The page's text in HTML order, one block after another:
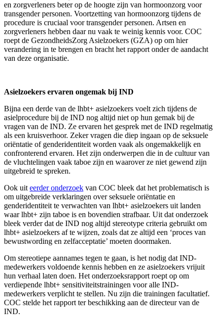
en zorgverleners beter op de hoogte zijn van hormoonzorg voor
transgender personen. Voortzetting van hormoonzorg tijdens de
procedure is cruciaal voor transgender personen. Artsen en
zorgverleners hebben daar nu vaak te weinig kennis voor. COC
roept de GezondheidsZorg Asielzoekers (GZA) op om hier
verandering in te brengen en bracht het rapport onder de aandacht
van deze organisatie.
Asielzoekers ervaren ongemak bij IND
Bijna een derde van de lhbt+ asielzoekers voelt zich tijdens de
asielprocedure bij de IND nog altijd niet op hun gemak bij de
vragen van de IND. Ze ervaren het gesprek met de IND regelmatig
als een kruisverhoor. Zeker vragen die diep ingaan op de seksuele
oriëntatie of genderidentiteit worden vaak als ongemakkelijk en
confronterend ervaren. Het zijn onderwerpen die in de cultuur van
de vluchtelingen vaak taboe zijn en waarover ze niet gewend zijn
uitgebreid te spreken.
Ook uit eerder onderzoek van COC bleek dat het problematisch is
om uitgebreide verklaringen over seksuele oriëntatie en
genderidentiteit te verwachten van lhbt+ asielzoekers uit landen
waar lhbt+ zijn taboe is en bovendien strafbaar. Uit dat onderzoek
bleek verder dat de IND nog altijd stereotype criteria gebruikt om
lhbt+ asielzoekers af te wijzen, zoals dat ze altijd een ‘proces van
bewustwording en zelfacceptatie’ moeten doormaken.
Om stereotiepe aannames tegen te gaan, is het nodig dat IND-
medewerkers voldoende kennis hebben en ze asielzoekers vrijuit
hun verhaal laten doen. Het onderzoeksrapport roept op om
verdiepende lhbt+ sensitiviteitstrainingen voor alle IND-
medewerkers verplicht te stellen. Nu zijn die trainingen facultatief.
COC stelde het rapport ter beschikking aan de directeur van de
IND.